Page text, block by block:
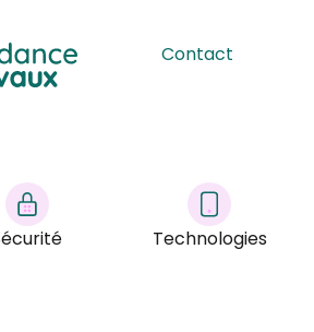
Contact
Technologies